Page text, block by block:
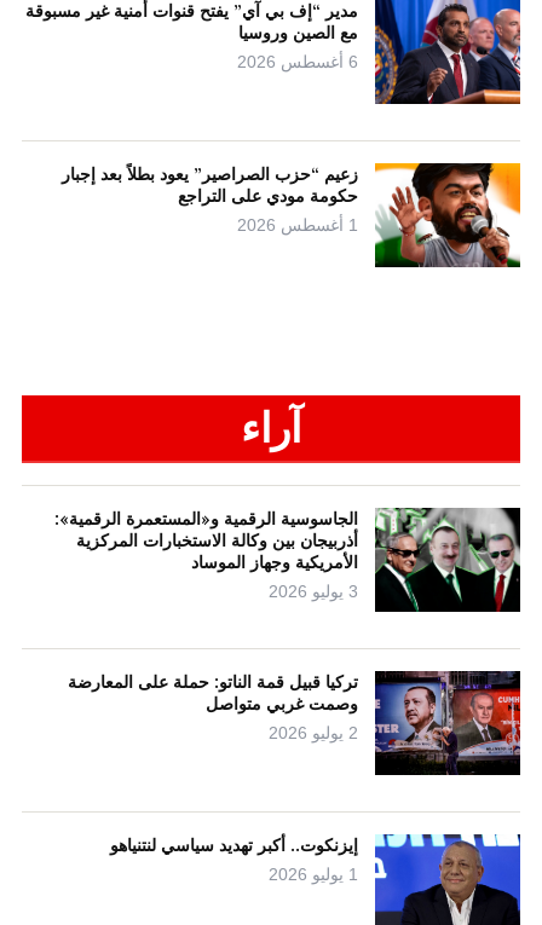
مدير “إف بي آي” يفتح قنوات أمنية غير مسبوقة
مع الصين وروسيا
6 أغسطس 2026
زعيم “حزب الصراصير” يعود بطلاً بعد إجبار
حكومة مودي على التراجع
1 أغسطس 2026
آراء
الجاسوسية الرقمية و«المستعمرة الرقمية»:
أذربيجان بين وكالة الاستخبارات المركزية
الأمريكية وجهاز الموساد
3 يوليو 2026
تركيا قبيل قمة الناتو: حملة على المعارضة
وصمت غربي متواصل
2 يوليو 2026
إيزنكوت.. أكبر تهديد سياسي لنتنياهو
1 يوليو 2026